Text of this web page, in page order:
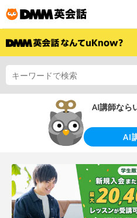
AI講師なら
AI